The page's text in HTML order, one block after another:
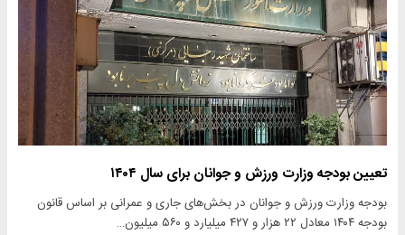
تعیین بودجه وزارت ورزش و جوانان برای سال ۱۴۰۴
بودجه وزارت ورزش و جوانان در بخش‌های جاری و عمرانی بر اساس قانون
بودجه ۱۴۰۴ معادل ۲۲ هزار و ۴۲۷ میلیارد و ۵۶۰ میلیون…